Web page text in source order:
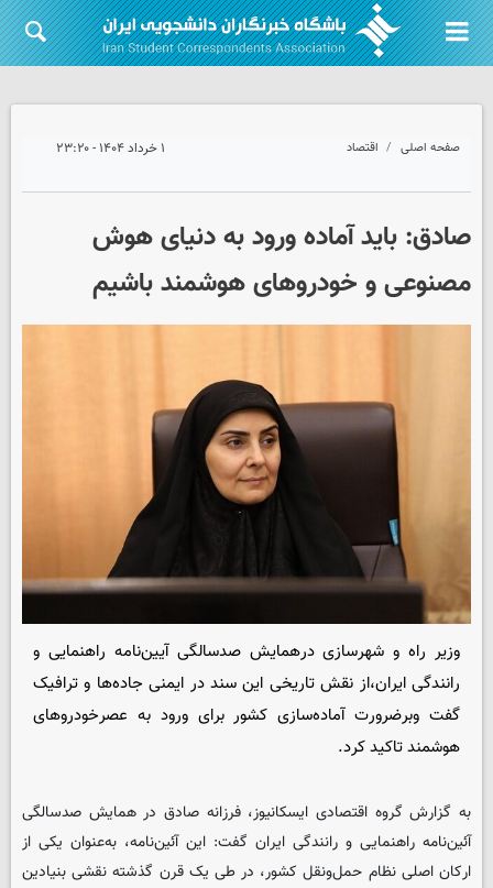
صفحه اصلی اقتصاد ۱ خرداد ۱۴۰۴ - ۲۳:۲۰
صادق: باید آماده ورود به دنیای هوش
مصنوعی و خودروهای هوشمند باشیم
وزیر راه‌ و شهرسازی درهمایش صدسالگی آیین‌نامه راهنمایی و
رانندگی ایران،از نقش تاریخی این سند در ایمنی جاده‌ها و ترافیک
گفت وبرضرورت آماده‌سازی کشور برای ورود به عصرخودروهای
هوشمند تاکید کرد.
به گزارش گروه اقتصادی ایسکانیوز، فرزانه صادق در همایش صدسالگی
آئین‌نامه راهنمایی و رانندگی ایران گفت: این آئین‌نامه، به‌عنوان یکی از
ارکان اصلی نظام حمل‌ونقل کشور، در طی یک قرن گذشته نقشی بنیادین